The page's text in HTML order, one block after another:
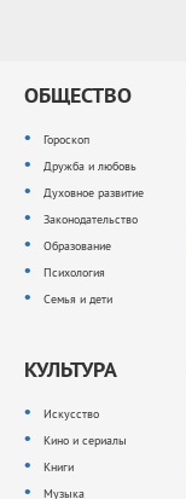
ОБЩЕСТВО
Гороскоп
Дружба и любовь
Духовное развитие
Законодательство
Образование
Психология
Семья и дети
КУЛЬТУРА
Искусство
Кино и сериалы
Книги
Музыка